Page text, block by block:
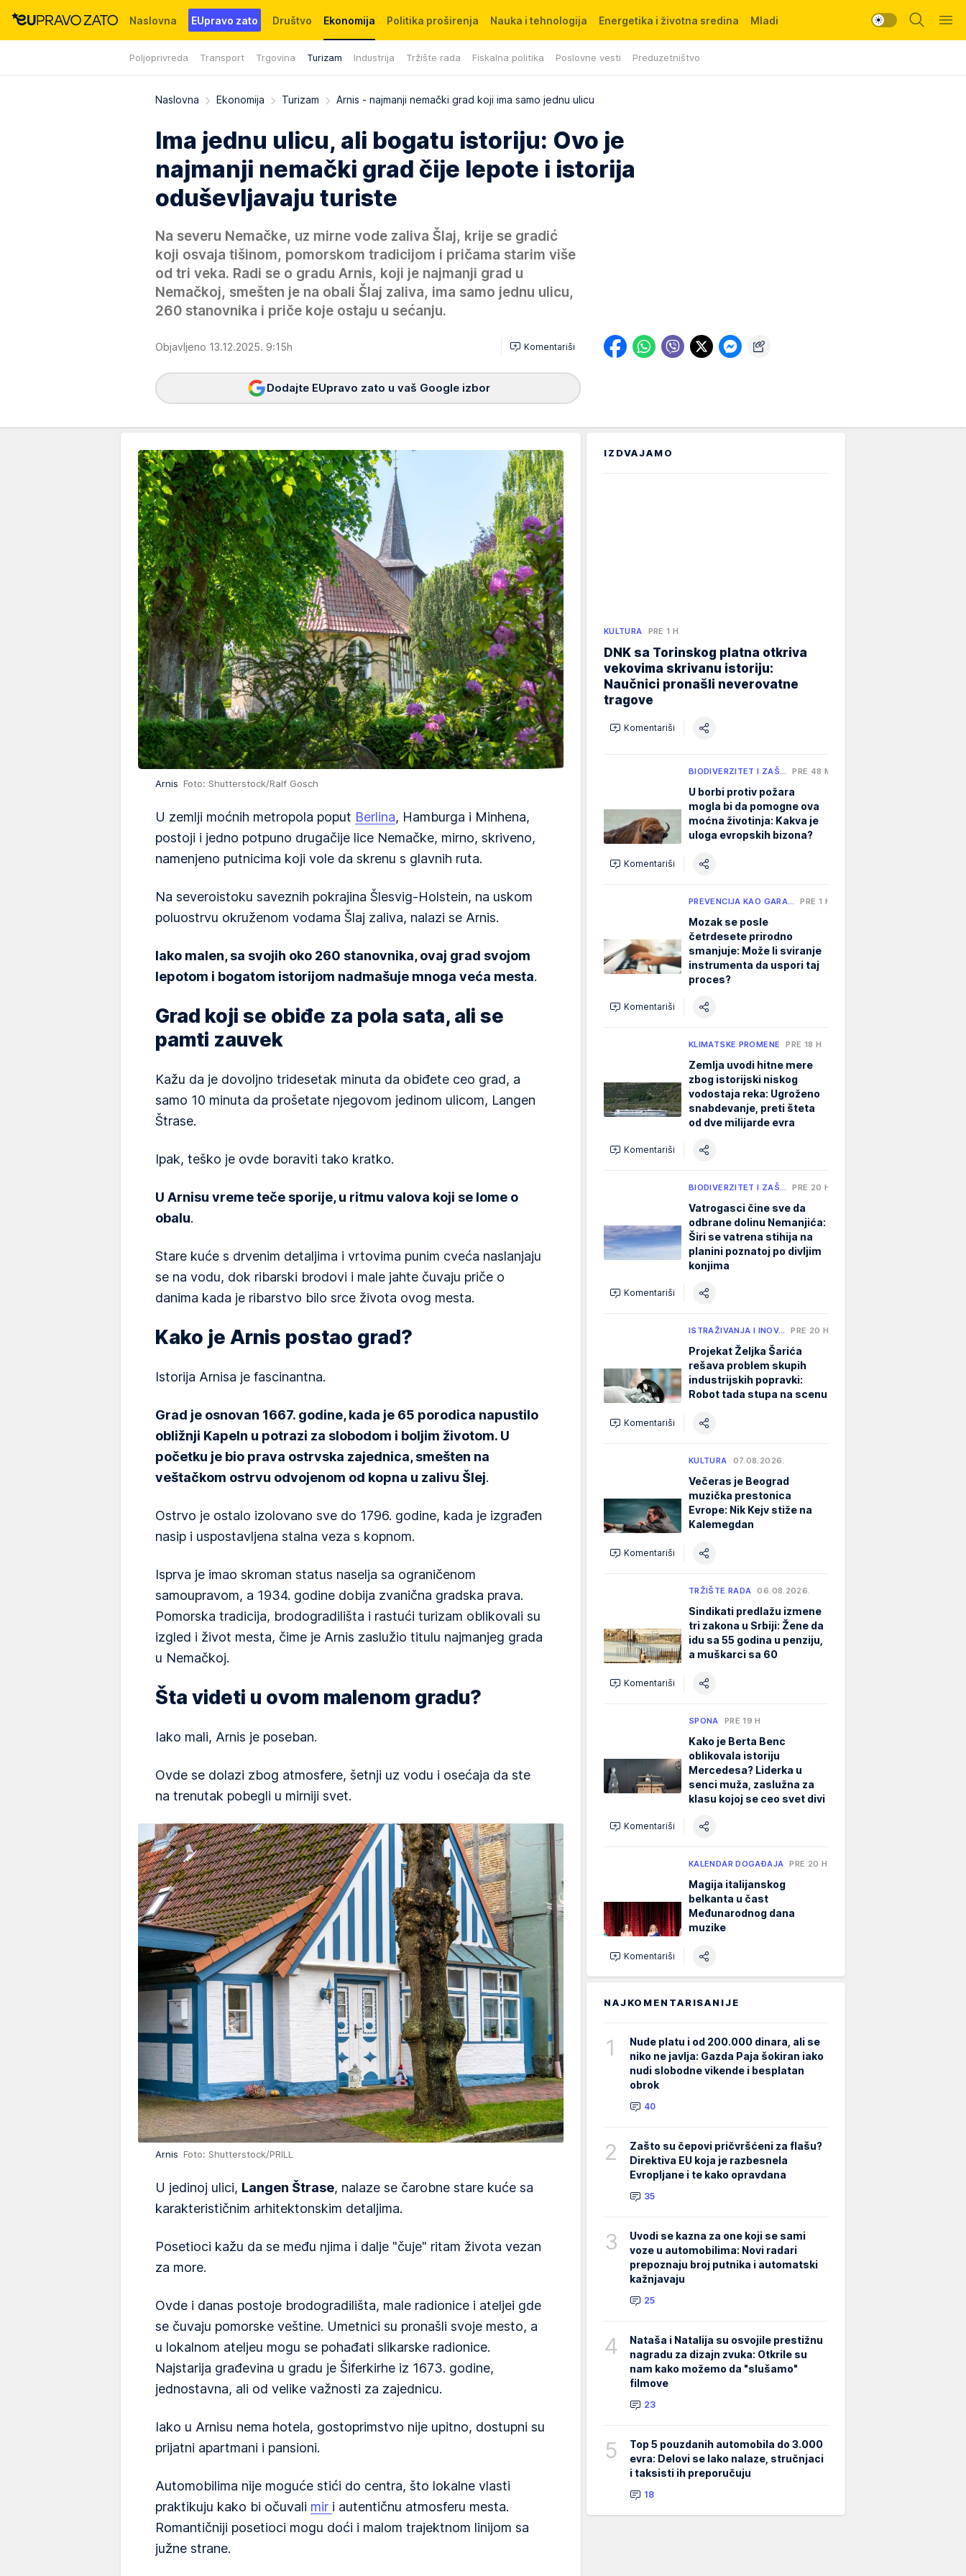
Naslovna EUpravo zato Društvo Ekonomija
Poljoprivreda Transport Trgovina Turizam Industrija Tržište rada Fiskalna politika Poslovne vesti Preduzetništvo
Politika proširenja Nauka i tehnologija Energetika i životna sredina Mladi
Događaji News WMG fondacija
Naslovna Ekonomija Turizam Arnis - najmanji nemački grad koji ima samo jednu ulicu
Ima jednu ulicu, ali bogatu istoriju: Ovo je
najmanji nemački grad čije lepote i istorija
oduševljavaju turiste
Na severu Nemačke, uz mirne vode zaliva Šlaj, krije se gradić
koji osvaja tišinom, pomorskom tradicijom i pričama starim više
od tri veka. Radi se o gradu Arnis, koji je najmanji grad u
Nemačkoj, smešten je na obali Šlaj zaliva, ima samo jednu ulicu,
260 stanovnika i priče koje ostaju u sećanju.
Objavljeno 13.12.2025. 9:15h Komentariši
Dodajte EUpravo zato u vaš Google izbor
Arnis Foto: Shutterstock/Ralf Gosch
U zemlji moćnih metropola poput Berlina, Hamburga i Minhena,
postoji i jedno potpuno drugačije lice Nemačke, mirno, skriveno,
namenjeno putnicima koji vole da skrenu s glavnih ruta.
Na severoistoku saveznih pokrajina Šlesvig-Holstein, na uskom
poluostrvu okruženom vodama Šlaj zaliva, nalazi se Arnis.
Iako malen, sa svojih oko 260 stanovnika, ovaj grad svojom
lepotom i bogatom istorijom nadmašuje mnoga veća mesta.
Grad koji se obiđe za pola sata, ali se
pamti zauvek
Kažu da je dovoljno tridesetak minuta da obiđete ceo grad, a
samo 10 minuta da prošetate njegovom jedinom ulicom, Langen
Štrase.
Ipak, teško je ovde boraviti tako kratko.
U Arnisu vreme teče sporije, u ritmu valova koji se lome o
obalu.
Stare kuće s drvenim detaljima i vrtovima punim cveća naslanjaju
se na vodu, dok ribarski brodovi i male jahte čuvaju priče o
danima kada je ribarstvo bilo srce života ovog mesta.
Kako je Arnis postao grad?
Istorija Arnisa je fascinantna.
Grad je osnovan 1667. godine, kada je 65 porodica napustilo
obližnji Kapeln u potrazi za slobodom i boljim životom. U
početku je bio prava ostrvska zajednica, smešten na
veštačkom ostrvu odvojenom od kopna u zalivu Šlej.
Ostrvo je ostalo izolovano sve do 1796. godine, kada je izgrađen
nasip i uspostavljena stalna veza s kopnom.
Isprva je imao skroman status naselja sa ograničenom
samoupravom, a 1934. godine dobija zvanična gradska prava.
Pomorska tradicija, brodogradilišta i rastući turizam oblikovali su
izgled i život mesta, čime je Arnis zaslužio titulu najmanjeg grada
u Nemačkoj.
Šta videti u ovom malenom gradu?
Iako mali, Arnis je poseban.
Ovde se dolazi zbog atmosfere, šetnji uz vodu i osećaja da ste
na trenutak pobegli u mirniji svet.
Arnis Foto: Shutterstock/PRILL
U jedinoj ulici, Langen Štrase, nalaze se čarobne stare kuće sa
karakterističnim arhitektonskim detaljima.
Posetioci kažu da se među njima i dalje "čuje" ritam života vezan
za more.
Ovde i danas postoje brodogradilišta, male radionice i ateljei gde
se čuvaju pomorske veštine. Umetnici su pronašli svoje mesto, a
u lokalnom ateljeu mogu se pohađati slikarske radionice.
Najstarija građevina u gradu je Šiferkirhe iz 1673. godine,
jednostavna, ali od velike važnosti za zajednicu.
Iako u Arnisu nema hotela, gostoprimstvo nije upitno, dostupni su
prijatni apartmani i pansioni.
Automobilima nije moguće stići do centra, što lokalne vlasti
praktikuju kako bi očuvali mir i autentičnu atmosferu mesta.
Romantičniji posetioci mogu doći i malom trajektnom linijom sa
južne strane.
IZDVAJAMO
KULTURA PRE 1 H
DNK sa Torinskog platna otkriva
vekovima skrivanu istoriju:
Naučnici pronašli neverovatne
tragove
Komentariši
BIODIVERZITET I ZAŠ… PRE 48 MIN
U borbi protiv požara
mogla bi da pomogne ova
moćna životinja: Kakva je
uloga evropskih bizona?
Komentariši
PREVENCIJA KAO GARA… PRE 1 H
Mozak se posle
četrdesete prirodno
smanjuje: Može li sviranje
instrumenta da uspori taj
proces?
Komentariši
KLIMATSKE PROMENE PRE 18 H
Zemlja uvodi hitne mere
zbog istorijski niskog
vodostaja reka: Ugroženo
snabdevanje, preti šteta
od dve milijarde evra
Komentariši
BIODIVERZITET I ZAŠ… PRE 20 H
Vatrogasci čine sve da
odbrane dolinu Nemanjića:
Širi se vatrena stihija na
planini poznatoj po divljim
konjima
Komentariši
ISTRAŽIVANJA I INOV… PRE 20 H
Projekat Željka Šarića
rešava problem skupih
industrijskih popravki:
Robot tada stupa na scenu
Komentariši
KULTURA 07.08.2026.
Večeras je Beograd
muzička prestonica
Evrope: Nik Kejv stiže na
Kalemegdan
Komentariši
TRŽIŠTE RADA 06.08.2026.
Sindikati predlažu izmene
tri zakona u Srbiji: Žene da
idu sa 55 godina u penziju,
a muškarci sa 60
Komentariši
SPONA PRE 19 H
Kako je Berta Benc
oblikovala istoriju
Mercedesa? Liderka u
senci muža, zaslužna za
klasu kojoj se ceo svet divi
Komentariši
KALENDAR DOGAĐAJA PRE 20 H
Magija italijanskog
belkanta u čast
Međunarodnog dana
muzike
Komentariši
NAJKOMENTARISANIJE
1
Nude platu i od 200.000 dinara, ali se
niko ne javlja: Gazda Paja šokiran iako
nudi slobodne vikende i besplatan
obrok
40
2
Zašto su čepovi pričvršćeni za flašu?
Direktiva EU koja je razbesnela
Evropljane i te kako opravdana
35
3
Uvodi se kazna za one koji se sami
voze u automobilima: Novi radari
prepoznaju broj putnika i automatski
kažnjavaju
25
4
Nataša i Natalija su osvojile prestižnu
nagradu za dizajn zvuka: Otkrile su
nam kako možemo da "slušamo"
filmove
23
5
Top 5 pouzdanih automobila do 3.000
evra: Delovi se lako nalaze, stručnjaci
i taksisti ih preporučuju
18